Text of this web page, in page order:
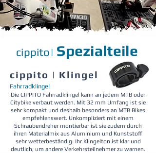
cippito | Klingel
Fahrradklingel
cippito| Spezialteile
Die CIPPITO Fahrradklingel kann an jedem MTB oder
Citybike verbaut werden. Mit 32 mm Umfang ist sie
sehr kompakt und deshalb besonders an MTB Bikes
empfehlenswert. Unkompliziert mit einem
Schraubendreher montierbar ist sie zudem durch
ihren Materialmix aus Aluminium und Kunststoff
sehr wetterbeständig. Ihr Klingelton ist klar und
deutlich, um andere Verkehrsteilnehmer zu warnen.